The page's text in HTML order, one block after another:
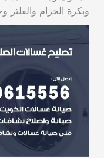
وبكرة الحزام